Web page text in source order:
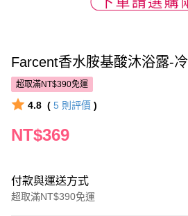
Farcent香水胺基酸沐浴露-
超取滿NT$390免運
4.8 ( 5 則評價 )
NT$369
付款與運送方式
超取滿NT$390免運